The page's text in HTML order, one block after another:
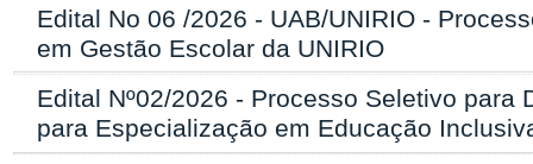
Edital No 06 /2026 - UAB/UNIRIO -
em Gestão Escolar da UNIRIO
Edital Nº02/2026 - Processo Seletivo
para Especialização em Educação